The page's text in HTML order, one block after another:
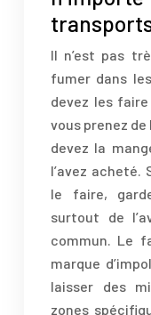
Il n’est pas
fumer dans
devez les
vous prenez
devez la
l’avez acheté.
le faire,
surtout de
commun. Le
marque
laisser des
zones